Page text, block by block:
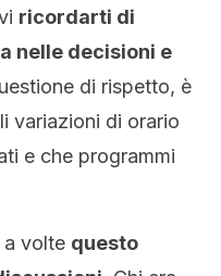
ricordarti di
nelle decisioni e
di rispetto, è
variazioni di orario
e che programmi
a volte questo